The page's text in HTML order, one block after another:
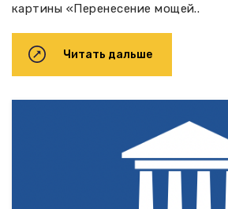
картины «Перенесение мощей..
Читать дальше